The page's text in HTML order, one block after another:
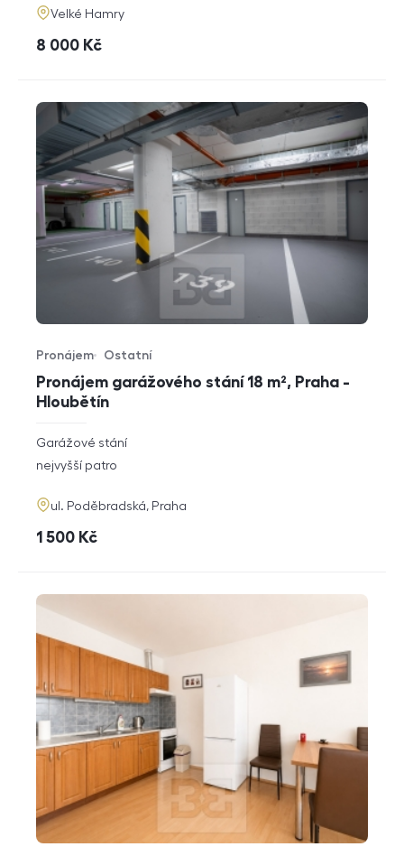
adresa
Velké Hamry
cena
8 000 Kč
Pronájem garážového stání 18 m², Praha -
Hloubětín
Typ nabídky
Pronájem
Typ nemovitosti
Ostatní
rozměry
dispozice
Garážové stání
funkce
nejvyšší patro
adresa
ul. Poděbradská, Praha
cena
1 500 Kč